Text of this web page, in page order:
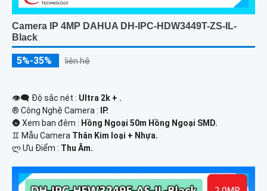
Camera IP 4MP DAHUA DH-IPC-HDW3449T-ZS-IL-
Black
5%-35% liên hệ
👁️‍🗨 Độ sắc nét : Ultra 2k + .
®️ Công Nghệ Camera :
IP.
🌚 Xem ban đêm : Hồng Ngoại 50m Hồng Ngoại SMD.
♊ Mẫu Camera Thân Kim loại + Nhựa.
️ლ Ưu Điểm : Thu Âm.